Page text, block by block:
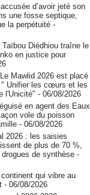
d’avoir jeté son
une fosse septique,
la perpétuité -
Diédhiou traîne le
en justice pour
Mawlid 2026 est placé
Unifier les cœurs et les
l'Unicité" - 06/08/2026
en agent des Eaux
vole du poisson
- 06/08/2026
2026 : les saisies
de plus de 70 %,
de synthèse -
qui vibre au
- 06/08/2026